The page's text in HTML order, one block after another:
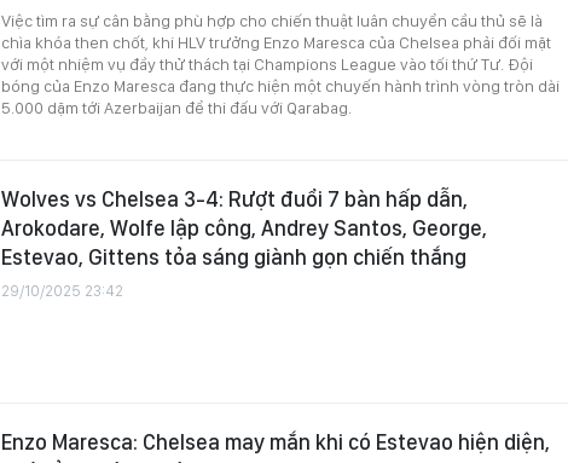
Việc tìm ra sự cân bằng phù hợp cho chiến thuật luân chuyển cầu thủ sẽ là
chìa khóa then chốt, khi HLV trưởng Enzo Maresca của Chelsea phải đối mặt
với một nhiệm vụ đầy thử thách tại Champions League vào tối thứ Tư. Đội
bóng của Enzo Maresca đang thực hiện một chuyến hành trình vòng tròn dài
5.000 dặm tới Azerbaijan để thi đấu với Qarabag.
Wolves vs Chelsea 3-4: Rượt đuổi 7 bàn hấp dẫn,
Arokodare, Wolfe lập công, Andrey Santos, George,
Estevao, Gittens tỏa sáng giành gọn chiến thắng
29/10/2025 23:42
Enzo Maresca: Chelsea may mắn khi có Estevao hiện diện,